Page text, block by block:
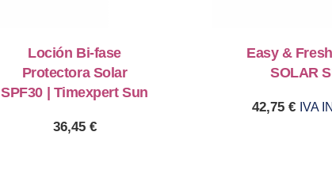
Loción Bi-fase
Protectora Solar
SPF30 | Timexpert Sun
36,45 €
Easy &
SOLAR
42,75 € IVA